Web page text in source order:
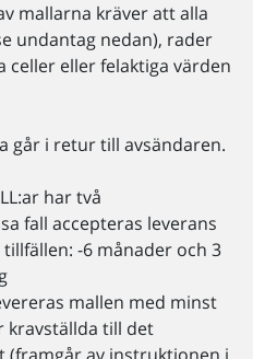
mallarna kräver att alla
undantag nedan), rader
eller felaktiga värden
går i retur till avsändaren.
har två
fall accepteras leverans
-6 månader och 3
mallen med minst
kravställda till det